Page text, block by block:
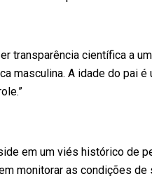
transparência científica a
masculina. A idade do pai é
em um viés histórico de
monitorar as condições de